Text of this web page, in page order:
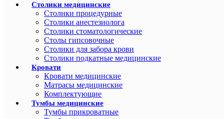
Столики медицинские
Столики процедурные
Столики анестезиолога
Столики стоматологические
Столы гипсовочные
Столики для забора крови
Столики подкатные медицинские
Кровати
Кровати медицинские
Матрасы медицинские
Комплектующие
Тумбы медицинские
Тумбы прикроватные